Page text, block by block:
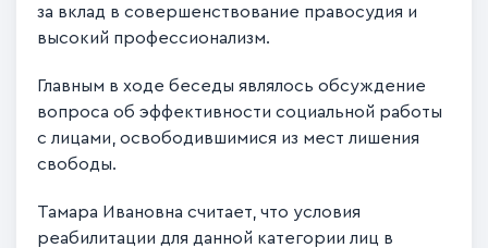
за вклад в совершенствование правосудия и
высокий профессионализм.
Главным в ходе беседы являлось обсуждение
вопроса об эффективности социальной работы
с лицами, освободившимися из мест лишения
свободы.
Тамара Ивановна считает, что условия
реабилитации для данной категории лиц в